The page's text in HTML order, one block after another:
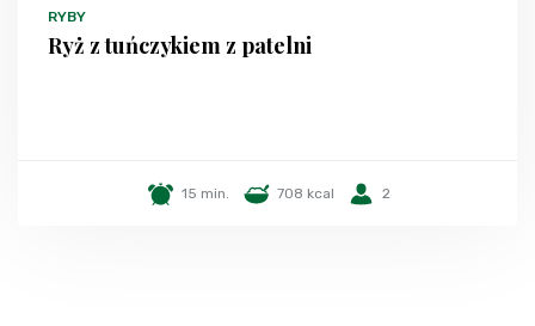
RYBY
Ryż z tuńczykiem z patelni
15 min. 708 kcal 2